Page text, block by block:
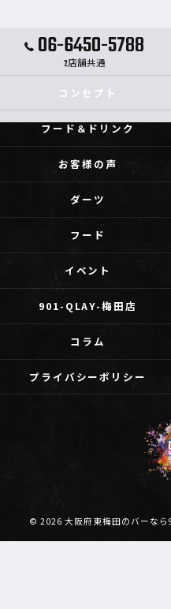
06-6450-5788
2店舗共通
コンセプト
フード＆ドリンク
お客様の声
ダーツ
フード
イベント
901-QLAY-梅田店
コラム
プライバシーポリシー
© 2026 大阪府東梅田のバーなら